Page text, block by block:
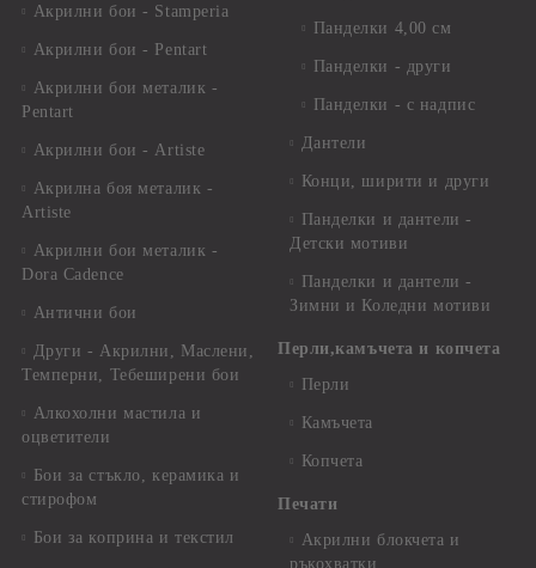
Акрилни бои - Stamperia
Акрилни бои - Pentart
Акрилни бои металик -
Pentart
Акрилни бои - Artiste
Акрилна боя металик -
Artiste
Акрилни бои металик -
Dora Cadence
Антични бои
Други - Акрилни, Маслени,
Темперни, Тебеширени бои
Алкохолни мастила и
оцветители
Бои за стъкло, керамика и
стирофом
Бои за коприна и текстил
Панделки 4,00 см
Панделки - други
Панделки - с надпис
Дантели
Конци, ширити и други
Панделки и дантели -
Детски мотиви
Панделки и дантели -
Зимни и Коледни мотиви
Перли,камъчета и копчета
Перли
Камъчета
Копчета
Печати
Акрилни блокчета и
ръкохватки